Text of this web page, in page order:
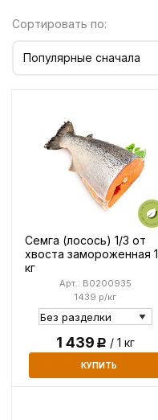
Сортировать по:
Популярные сначала
Семга (лосось) 1/3 от
хвоста замороженная 1
кг
1439 р/кг
Арт.: B0200935
1 439Р / 1 кг
КУПИТЬ